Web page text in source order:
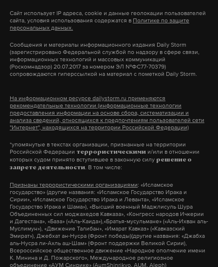
Сайт использует IP адреса, cookie и данные геолокации пользователей
сайта, условия использования содержатся в Политике по защите
персональных данных.
Сообщения и материалы информационного издания Daily Storm
(зарегистрировано Федеральной службой по надзору в сфере связи,
информационных технологий и массовых коммуникаций
(Роскомнадзор) 20.07.2017 за номером ЭЛ №ФС77-70379)
сопровождаются гиперссылкой на материал с пометкой Daily Storm.
На информационном ресурсе dailystorm.ru применяются
рекомендательные технологии (информационные технологии
предоставления информации на основе сбора, систематизации и
анализа сведений, относящихся к предпочтениям пользователей сети
"Интернет", находящихся на территории Российской Федерации)
*упомянутые в текстах организации, признанные на территории
Российской Федерации террористическими и/или в отношении
которых судом принято вступившее в законную силу решение о
запрете деятельности. В том числе:
Признаны террористическими организациями: «Исламское
государство» (другие названия: «Исламское Государство Ирака и
Сирии», «Исламское Государство Ирака и Леванта», «Исламское
Государство Ирака и Шама»), «Высший военный Маджлисуль Шура
Объединенных сил моджахедов Кавказа», «Конгресс народов Ичкерии
и Дагестана», «База» («Аль-Каида»),«Братья-мусульмане» («Аль-Ихван аль-
Муслимун»), «Движение Талибан», «Имарат Кавказ» («Кавказский
Эмират»), Джебхат ан-Нусра (Фронт победы)(другие названия: «Джабха
аль-Нусра ли-Ахль аш-Шам» (Фронт поддержки Великой Сирии),
Всероссийское общественное движение «Народное ополчение имени
К. Минина и Д. Пожарского», Международное религиозное
объединение «АУМ Синрике» (AumShinrikyo, AUM, Aleph)